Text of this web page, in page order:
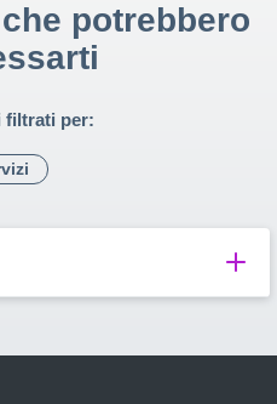
potrebbero
filtrati per: